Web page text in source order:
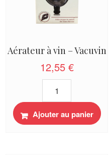
Aérateur à vin – Vacuvin
12,55 €
Aérateur
à
vin
Ajouter au panier